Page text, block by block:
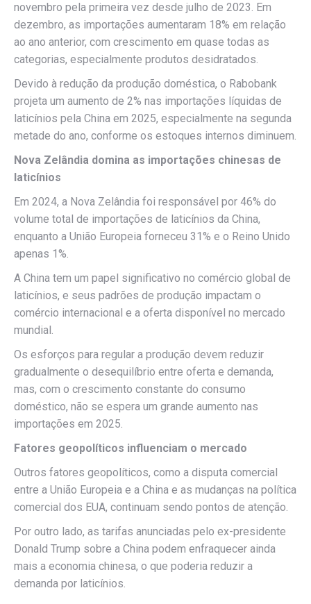
novembro pela primeira vez desde julho de 2023. Em
dezembro, as importações aumentaram 18% em relação
ao ano anterior, com crescimento em quase todas as
categorias, especialmente produtos desidratados.
Devido à redução da produção doméstica, o Rabobank
projeta um aumento de 2% nas importações líquidas de
laticínios pela China em 2025, especialmente na segunda
metade do ano, conforme os estoques internos diminuem.
Nova Zelândia domina as importações chinesas de
laticínios
Em 2024, a Nova Zelândia foi responsável por 46% do
volume total de importações de laticínios da China,
enquanto a União Europeia forneceu 31% e o Reino Unido
apenas 1%.
A China tem um papel significativo no comércio global de
laticínios, e seus padrões de produção impactam o
comércio internacional e a oferta disponível no mercado
mundial.
Os esforços para regular a produção devem reduzir
gradualmente o desequilíbrio entre oferta e demanda,
mas, com o crescimento constante do consumo
doméstico, não se espera um grande aumento nas
importações em 2025.
Fatores geopolíticos influenciam o mercado
Outros fatores geopolíticos, como a disputa comercial
entre a União Europeia e a China e as mudanças na política
comercial dos EUA, continuam sendo pontos de atenção.
Por outro lado, as tarifas anunciadas pelo ex-presidente
Donald Trump sobre a China podem enfraquecer ainda
mais a economia chinesa, o que poderia reduzir a
demanda por laticínios.